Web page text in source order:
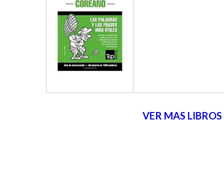
VER MAS